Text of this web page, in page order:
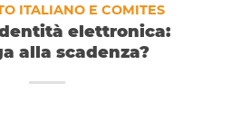
ITALIANO E COMITES
elettronica:
alla scadenza?